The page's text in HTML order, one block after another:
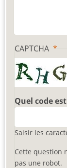
CAPTCHA
Quel code
Saisir les
Cette question
pas une robot.